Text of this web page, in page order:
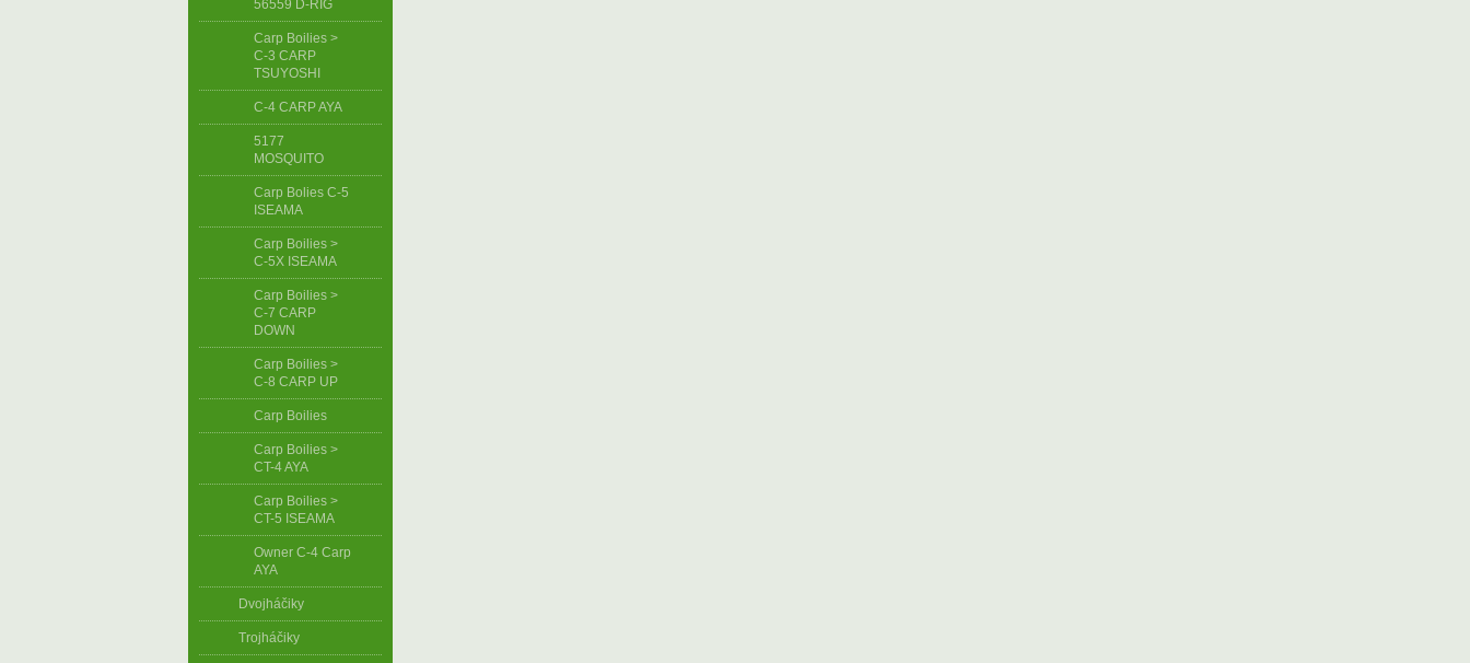
56559 D-RIG
Carp Boilies >
C-3 CARP
TSUYOSHI
C-4 CARP AYA
5177
MOSQUITO
Carp Bolies C-5
ISEAMA
Carp Boilies >
C-5X ISEAMA
Carp Boilies >
C-7 CARP
DOWN
Carp Boilies >
C-8 CARP UP
Carp Boilies
Carp Boilies >
CT-4 AYA
Carp Boilies >
CT-5 ISEAMA
Owner C-4 Carp
AYA
Dvojháčiky
Trojháčiky